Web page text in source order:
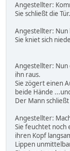
Angestellter:
Sie schließt die Tür.
Angestellter: Nun
Sie kniet sich
Angestellter: Nun
ihn raus.
Sie zögert einen
beide Hände
Der Mann
Angestellter:
Sie feuchtet noch
ihren Kopf
Lippen